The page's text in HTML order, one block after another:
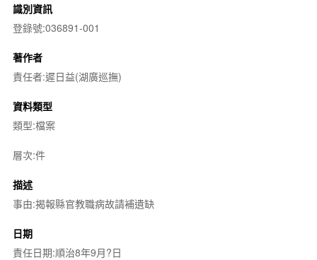
識別資訊
登錄號:036891-001
著作者
責任者:遲日益(湖廣巡撫)
資料類型
類型:檔案
層次:件
描述
事由:揭報縣官教職病故請補遺缺
日期
責任日期:順治8年9月?日